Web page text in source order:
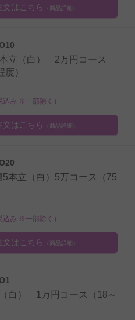
文はこちら （商品詳細）
立（白） 2万円コース
度）
込み ※一部除く）
文はこちら （商品詳細）
5本立（白）5万コース（75
込み ※一部除く）
文はこちら （商品詳細）
白） 1万円コース（18～